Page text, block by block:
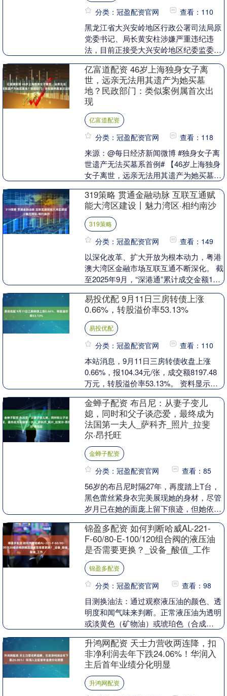
分类：冠盈配资官网 查看：110
黑龙江省大兴安岭地区行政公署司法局原
党委书记、局长黄安柱涉嫌严重违纪违
法，目前正接受大兴安岭地区纪委监委纪
亿富道配资 46岁上海独身女子离
世，远亲无法用其遗产为她买墓
地？民政部门：类似案例属首次出
现
亿富道配资
分类：冠盈配资官网 查看：118
来源：@每日经济新闻微博 #独身女子离
世遗产无法买墓系首例# 【46岁上海独身
女子离世，远亲无法用其遗产为她买墓
如何处理无人....
319策略 贯通金融动脉 互联互通赋
能大湾区建设丨魅力湾区·相约南沙
319策略
分类：冠盈配资官网 查看：149
以深化改革、扩大开放为根本动力，粤港
澳大湾区金融市场互联互通不断深化。 截
至2025年9月，“深港通”累计成交金额125
的“主....
易投优配 9月11日三房转债上涨
0.66%，转股溢价率53.13%
易投优配
分类：冠盈配资官网 查看：110
本站消息，9月11日三房转债收盘上涨
0.66%，报104.34元/张，成交额8197.48
万元，转股溢价率53.13%。 资料显示，
金蝉子配资 布吕尼：从妻子变儿
媳，同时和父子谈恋爱，最终成为
法国第一夫人_萨科齐_照片_拉斐
尔·昂托旺
金蝉子配资
分类：冠盈配资官网 查看：85
56岁的布吕尼时隔27年，再度踏上T台，
黑色蕾丝紧身衣完美展现她的身材，尽管
岁月已在她的面庞上留下痕迹，但她依旧
传奇”，也有....
锦盈多配资 如何判断哈威AL-221-
F-60/80-E-100/120组合阀的液压油
是否需要更换？_设备_酸值_工作
锦盈多配资
分类：冠盈配资官网 查看：98
目测换油法：通过观察液压油的颜色、透
明度和闻气味来判断。正常液压油为透明
或淡黄色（矿物油）或琥珀色（合成
黑色，说明可能氧化或....
升鸿网配资 天士力营收两连降，扣
非净利润去年下跌24.06%！华润入
主后首年业绩分化明显
升鸿网配资